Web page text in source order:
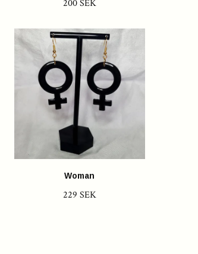
200 SEK
Woman
229 SEK